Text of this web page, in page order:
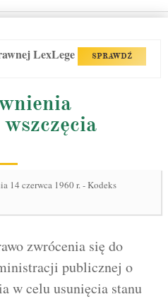
LexLege SPRAWDŹ
14 czerwca 1960 r. - Kodeks
zwrócenia się do
publicznej o
w celu usunięcia stanu